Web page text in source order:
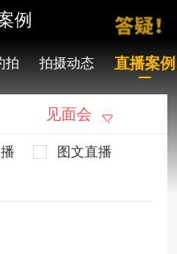
例
拍 拍摄动态 直播案例
见面会
图文直播